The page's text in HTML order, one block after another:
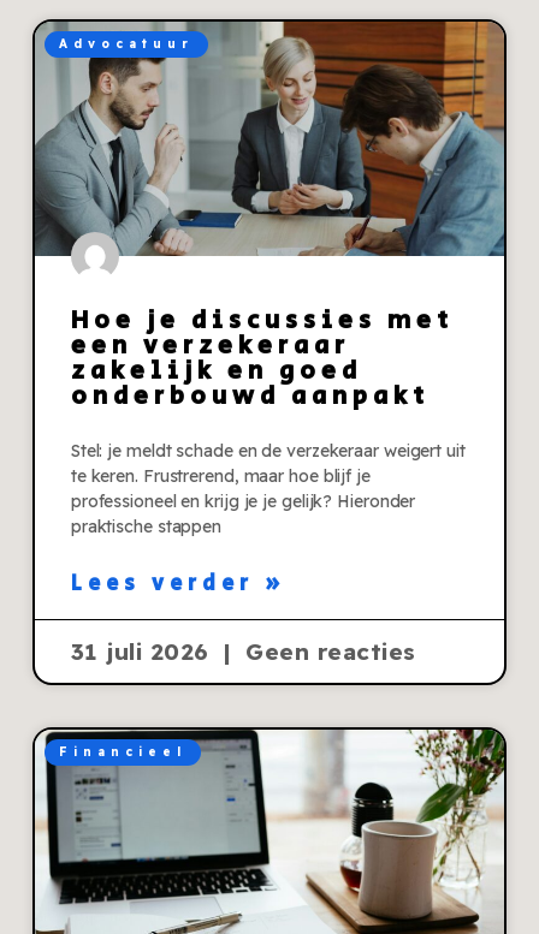
Advocatuur
Hoe je discussies met
een verzekeraar
zakelijk en goed
onderbouwd aanpakt
Stel: je meldt schade en de verzekeraar weigert uit
te keren. Frustrerend, maar hoe blijf je
professioneel en krijg je je gelijk? Hieronder
praktische stappen
Lees verder »
31 juli 2026 Geen reacties
Financieel